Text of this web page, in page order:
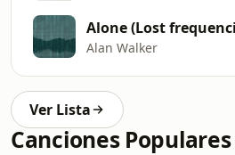
Alan Walker
Ver Lista
Canciones Populares